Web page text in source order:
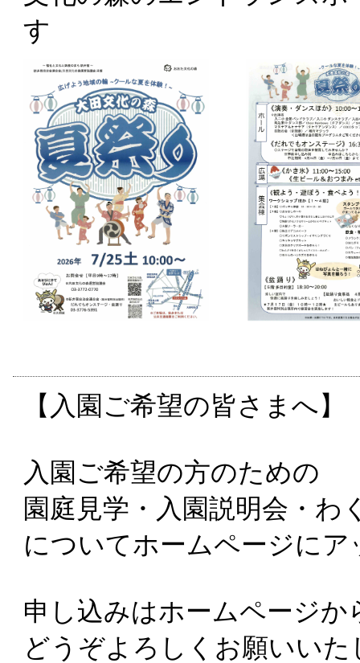
す
【入園ご希望の皆さまへ】
入園ご希望の方のための
園庭見学・入園説明会・わ
についてホームページに
申し込みはホームページか
どうぞよろしくお願いいた